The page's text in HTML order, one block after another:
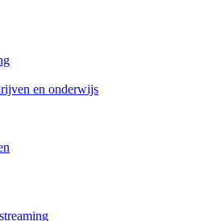
en onderwijs